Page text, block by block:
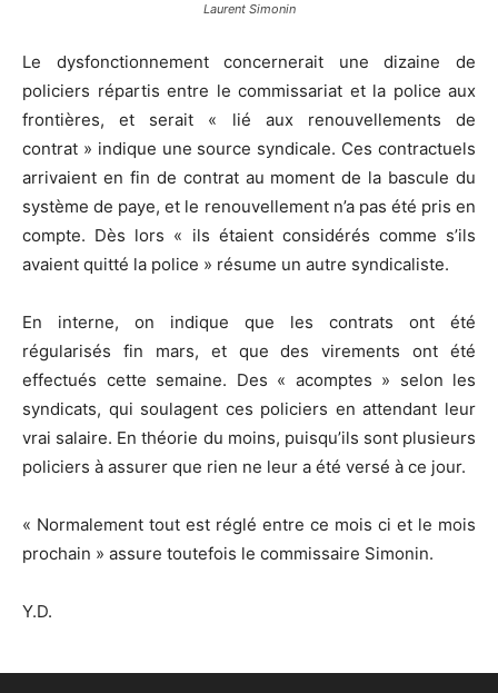
Laurent Simonin
Le dysfonctionnement concernerait une dizaine de
policiers répartis entre le commissariat et la police aux
frontières, et serait « lié aux renouvellements de
contrat » indique une source syndicale. Ces contractuels
arrivaient en fin de contrat au moment de la bascule du
système de paye, et le renouvellement n’a pas été pris en
compte. Dès lors « ils étaient considérés comme s’ils
avaient quitté la police » résume un autre syndicaliste.
En interne, on indique que les contrats ont été
régularisés fin mars, et que des virements ont été
effectués cette semaine. Des « acomptes » selon les
syndicats, qui soulagent ces policiers en attendant leur
vrai salaire. En théorie du moins, puisqu’ils sont plusieurs
policiers à assurer que rien ne leur a été versé à ce jour.
« Normalement tout est réglé entre ce mois ci et le mois
prochain » assure toutefois le commissaire Simonin.
Y.D.